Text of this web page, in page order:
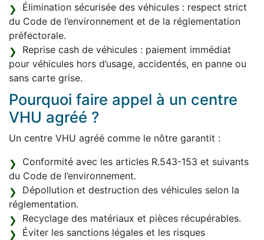
Élimination sécurisée des véhicules : respect strict
du Code de l’environnement et de la réglementation
préfectorale.
Reprise cash de véhicules : paiement immédiat
pour véhicules hors d’usage, accidentés, en panne ou
sans carte grise.
Pourquoi faire appel à un centre
VHU agréé ?
Un centre VHU agréé comme le nôtre garantit :
Conformité avec les articles R.543-153 et suivants
du Code de l’environnement.
Dépollution et destruction des véhicules selon la
réglementation.
Recyclage des matériaux et pièces récupérables.
Éviter les sanctions légales et les risques